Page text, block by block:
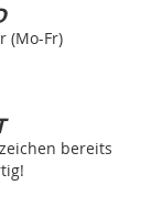
(Mo-Fr)
bereits